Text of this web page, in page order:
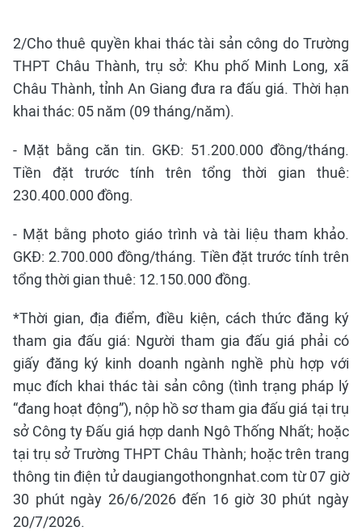
2/Cho thuê quyền khai thác tài sản công do Trường
THPT Châu Thành, trụ sở: Khu phố Minh Long, xã
Châu Thành, tỉnh An Giang đưa ra đấu giá. Thời hạn
khai thác: 05 năm (09 tháng/năm).
- Mặt bằng căn tin. GKĐ: 51.200.000 đồng/tháng.
Tiền đặt trước tính trên tổng thời gian thuê:
230.400.000 đồng.
- Mặt bằng photo giáo trình và tài liệu tham khảo.
GKĐ: 2.700.000 đồng/tháng. Tiền đặt trước tính trên
tổng thời gian thuê: 12.150.000 đồng.
*Thời gian, địa điểm, điều kiện, cách thức đăng ký
tham gia đấu giá: Người tham gia đấu giá phải có
giấy đăng ký kinh doanh ngành nghề phù hợp với
mục đích khai thác tài sản công (tình trạng pháp lý
“đang hoạt động”), nộp hồ sơ tham gia đấu giá tại trụ
sở Công ty Đấu giá hợp danh Ngô Thống Nhất; hoặc
tại trụ sở Trường THPT Châu Thành; hoặc trên trang
thông tin điện tử daugiangothongnhat.com từ 07 giờ
30 phút ngày 26/6/2026 đến 16 giờ 30 phút ngày
20/7/2026.